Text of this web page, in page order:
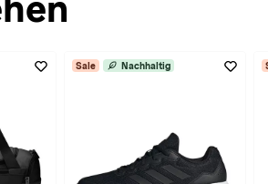
Sale Nachhaltig